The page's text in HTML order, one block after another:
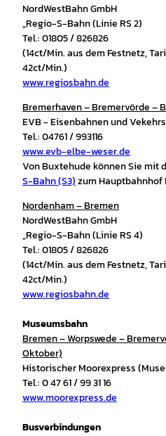
NordWestBahn GmbH
„Regio-S-Bahn (Linie RS 2)
Tel.: 01805 / 826826
(14ct/Min. aus dem Festnetz,
42ct/Min.)
www.regiosbahn.de
Bremerhaven – Bremervörde –
EVB - Eisenbahnen und
Tel.: 04761 / 993116
www.evb-elbe-weser.de
Von Buxtehude können Sie mit
S-Bahn (S3)zum Hauptbahnhof
Nordenham – Bremen
NordWestBahn GmbH
„Regio-S-Bahn (Linie RS 4)
Tel.: 01805 / 826826
(14ct/Min. aus dem Festnetz,
42ct/Min.)
www.regiosbahn.de
Museumsbahn
Bremen – Worpswede –
Oktober)
Historischer Moorexpress
Tel.: 0 47 61 / 99 31 16
www.moorexpress.de
Busverbindungen